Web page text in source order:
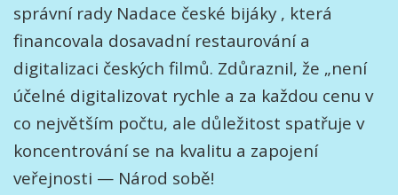
správní rady Nadace české bijáky , která
financovala dosavadní restaurování a
digitalizaci českých filmů. Zdůraznil, že „není
účelné digitalizovat rychle a za každou cenu v
co největším počtu, ale důležitost spatřuje v
koncentrování se na kvalitu a zapojení
veřejnosti — Národ sobě!